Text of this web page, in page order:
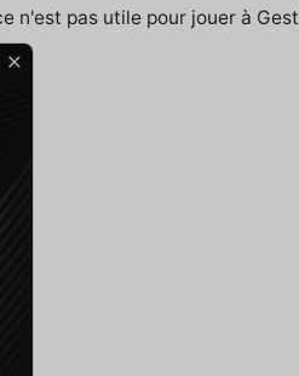
n'est pas utile pour jouer à